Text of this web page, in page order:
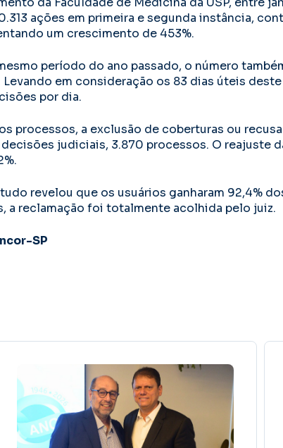
ações em primeira e segunda instância,
um crescimento de 453%.
período do ano passado, o número
em consideração os 83 dias úteis
por dia.
processos, a exclusão de coberturas ou
judiciais, 3.870 processos. O reajuste
revelou que os usuários ganharam 92,4%
a reclamação foi totalmente acolhida pelo juiz.
SP